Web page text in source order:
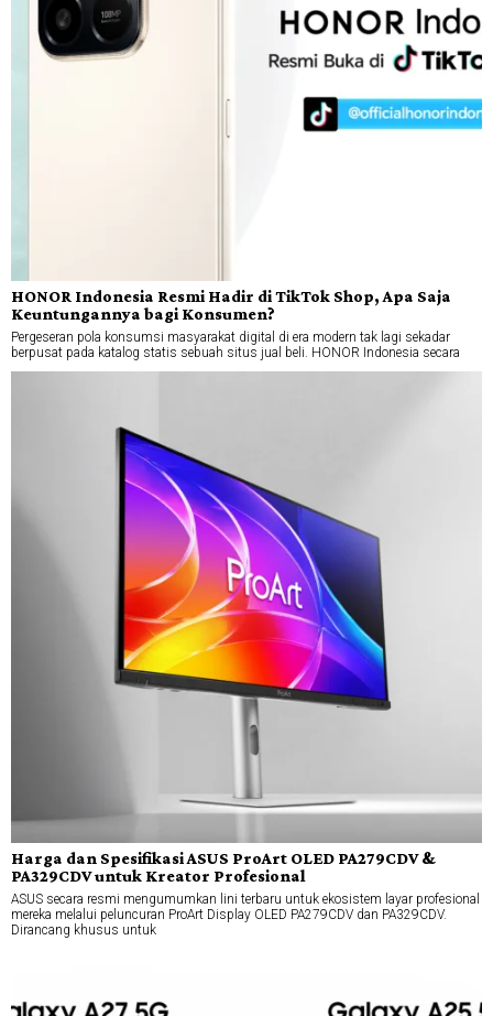
HONOR Indonesia Resmi Hadir di TikTok Shop, Apa Saja
Keuntungannya bagi Konsumen?
Pergeseran pola konsumsi masyarakat digital di era modern tak lagi sekadar
berpusat pada katalog statis sebuah situs jual beli. HONOR Indonesia secara
Harga dan Spesifikasi ASUS ProArt OLED PA279CDV &
PA329CDV untuk Kreator Profesional
ASUS secara resmi mengumumkan lini terbaru untuk ekosistem layar profesional
mereka melalui peluncuran ProArt Display OLED PA279CDV dan PA329CDV.
Dirancang khusus untuk